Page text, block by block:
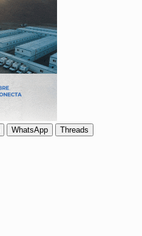
WhatsApp
Threads